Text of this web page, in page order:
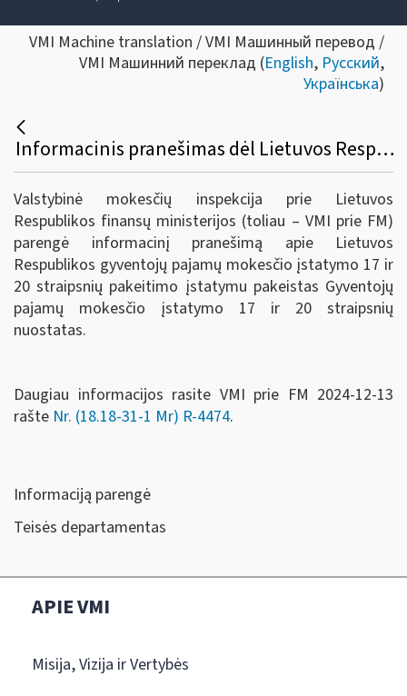
VMI Machine translation / VMI Машинный перевод /
VMI Машинний переклад (English, Русский,
Українська)
Informacinis pranešimas dėl Lietuvos Respublikos gyventojų pajamų mokesčio įstatymo 17 ir 20 straipsnių pakeitimo įstatymo
Valstybinė mokesčių inspekcija prie Lietuvos
Respublikos finansų ministerijos (toliau – VMI prie FM)
parengė informacinį pranešimą apie Lietuvos
Respublikos gyventojų pajamų mokesčio įstatymo 17 ir
20 straipsnių pakeitimo įstatymu pakeistas Gyventojų
pajamų mokesčio įstatymo 17 ir 20 straipsnių
nuostatas.
Daugiau informacijos rasite VMI prie FM 2024-12-13
rašte Nr. (18.18-31-1 Mr) R-4474.
Informaciją parengė
Teisės departamentas
APIE VMI
Misija, Vizija ir Vertybės